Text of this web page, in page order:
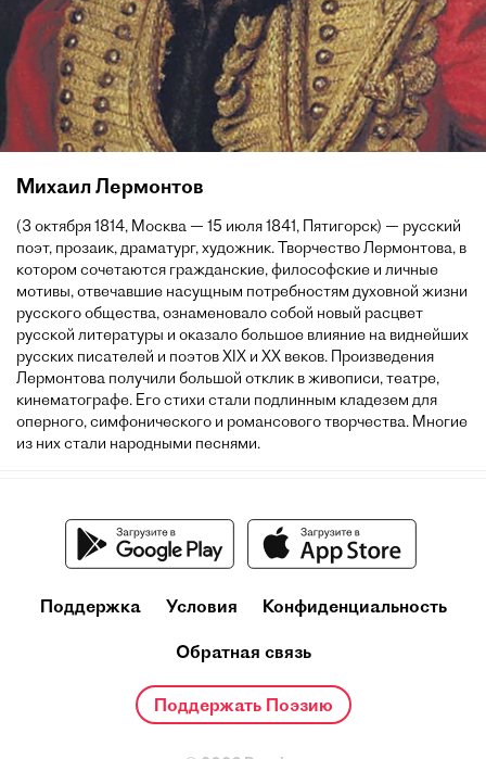
Михаил Лермонтов
(3 октября 1814, Москва — 15 июля 1841, Пятигорск) — русский
поэт, прозаик, драматург, художник. Творчество Лермонтова, в
котором сочетаются гражданские, философские и личные
мотивы, отвечавшие насущным потребностям духовной жизни
русского общества, ознаменовало собой новый расцвет
русской литературы и оказало большое влияние на виднейших
русских писателей и поэтов XIX и XX веков. Произведения
Лермонтова получили большой отклик в живописи, театре,
кинематографе. Его стихи стали подлинным кладезем для
оперного, симфонического и романсового творчества. Многие
из них стали народными песнями.
Поддержка Условия Конфиденциальность
Обратная связь
Поддержать Поэзию